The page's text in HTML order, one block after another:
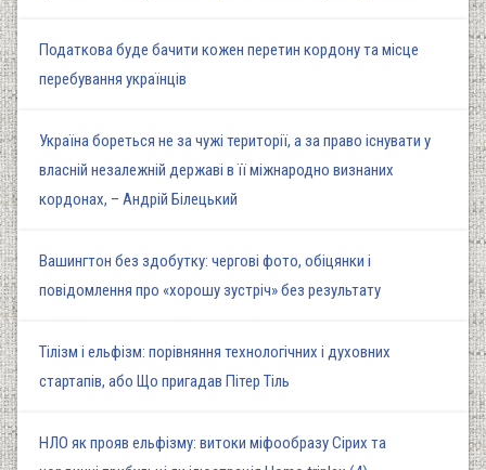
Податкова буде бачити кожен перетин кордону та місце
перебування українців
Україна бореться не за чужі території, а за право існувати у
власній незалежній державі в її міжнародно визнаних
кордонах, – Андрій Білецький
Вашингтон без здобутку: чергові фото, обіцянки і
повідомлення про «хорошу зустріч» без результату
Тілізм і ельфізм: порівняння технологічних і духовних
стартапів, або Що пригадав Пітер Тіль
НЛО як прояв ельфізму: витоки міфообразу Сірих та